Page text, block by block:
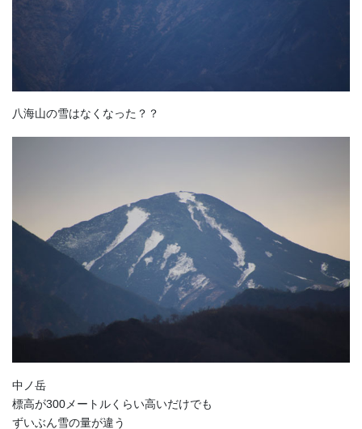
八海山の雪はなくなった？？
中ノ岳
標高が300メートルくらい高いだけでも
ずいぶん雪の量が違う